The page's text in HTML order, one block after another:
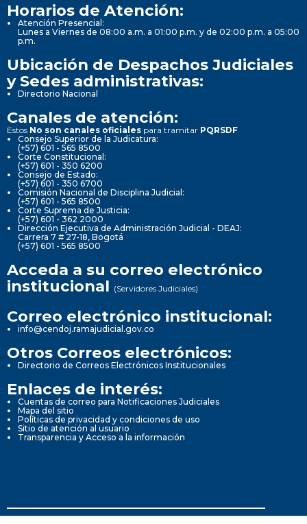
Horarios de Atención:
Atención Presencial:
Lunes a Viernes de 08:00 a.m. a 01:00 p.m. y de 02:00 p.m. a 05:00
p.m.
Ubicación de Despachos Judiciales
y Sedes administrativas:
Directorio Nacional
Canales de atención:
Estos No son canales oficiales para tramitar PQRSDF
Consejo Superior de la Judicatura:
(+57) 601 - 565 8500
Corte Constitucional:
(+57) 601 - 350 6200
Consejo de Estado:
(+57) 601 - 350 6700
Comisión Nacional de Disciplina Judicial:
(+57) 601 - 565 8500
Corte Suprema de Justicia:
(+57) 601 - 362 2000
Dirección Ejecutiva de Administración Judicial - DEAJ:
Carrera 7 # 27-18, Bogotá
(+57) 601 - 565 8500
Acceda a su correo electrónico
institucional (Servidores Judiciales)
Correo electrónico institucional:
info@cendoj.ramajudicial.gov.co
Otros Correos electrónicos:
Directorio de Correos Electrónicos Institucionales
Enlaces de interés:
Cuentas de correo para Notificaciones Judiciales
Mapa del sitio
Políticas de privacidad y condiciones de uso
Sitio de atención al usuario
Transparencia y Acceso a la información